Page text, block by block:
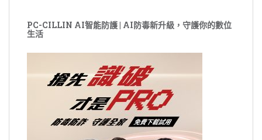
PC-CILLIN AI智能防護 | AI防毒新升級，守護你的數位
生活